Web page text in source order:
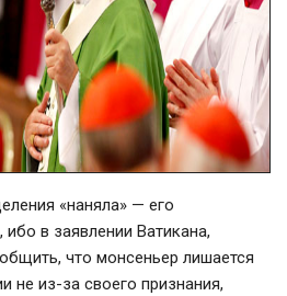
«наняла» — его
в заявлении Ватикана,
что монсеньер лишается
не из-за своего признания,